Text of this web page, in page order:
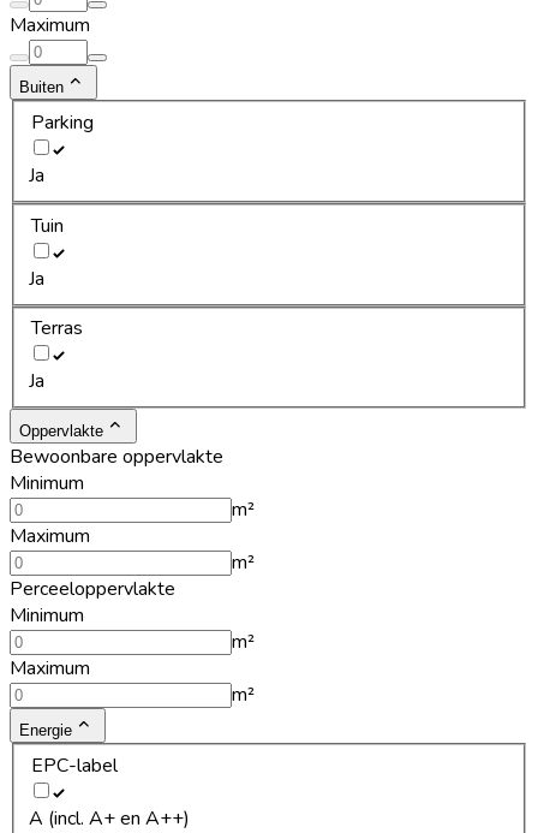
Maximum
Buiten
Parking
Ja
Tuin
Ja
Terras
Ja
Oppervlakte
Bewoonbare oppervlakte
Minimum
m²
Maximum
m²
Perceeloppervlakte
Minimum
m²
Maximum
m²
Energie
EPC-label
A (incl. A+ en A++)